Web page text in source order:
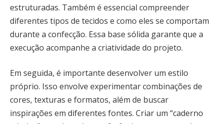
estruturadas. Também é essencial compreender
diferentes tipos de tecidos e como eles se comportam
durante a confecção. Essa base sólida garante que a
execução acompanhe a criatividade do projeto.
Em seguida, é importante desenvolver um estilo
próprio. Isso envolve experimentar combinações de
cores, texturas e formatos, além de buscar
inspirações em diferentes fontes. Criar um “caderno